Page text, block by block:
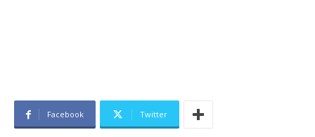
Facebook Twitter